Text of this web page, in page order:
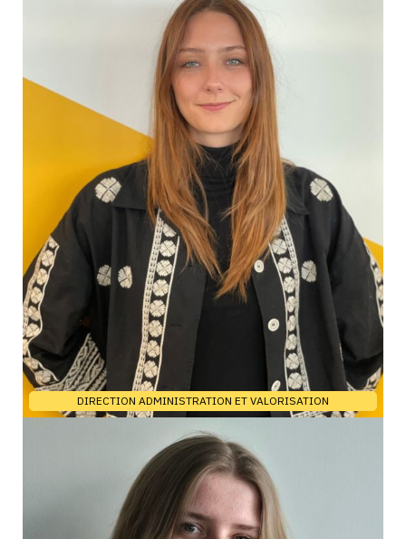
DIRECTION ADMINISTRATION ET VALORISATION